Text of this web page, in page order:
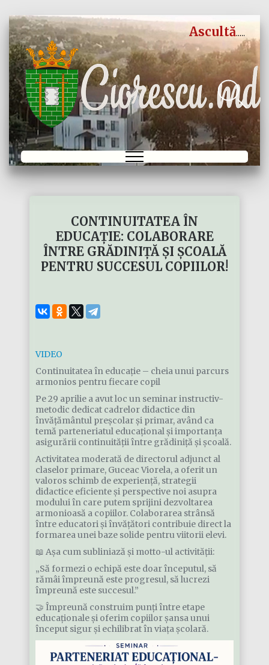
Ascultă
CONTINUITATEA ÎN
EDUCAȚIE: COLABORARE
ÎNTRE GRĂDINIȚĂ ȘI ȘCOALĂ
PENTRU SUCCESUL COPIILOR!
VIDEO
Continuitatea în educație – cheia unui parcurs
armonios pentru fiecare copil
Pe 29 aprilie a avut loc un seminar instructiv-
metodic dedicat cadrelor didactice din
învățământul preșcolar și primar, având ca
temă parteneriatul educațional și importanța
asigurării continuității între grădiniță și școală.
Activitatea moderată de directorul adjunct al
claselor primare, Guceac Viorela, a oferit un
valoros schimb de experiență, strategii
didactice eficiente și perspective noi asupra
modului în care putem sprijini dezvoltarea
armonioasă a copiilor. Colaborarea strânsă
între educatori și învățători contribuie direct la
formarea unei baze solide pentru viitorii elevi.
📖 Așa cum subliniază și motto-ul activității:
„Să formezi o echipă este doar începutul, să
rămâi împreună este progresul, să lucrezi
împreună este succesul.”
🤝 Împreună construim punți între etape
educaționale și oferim copiilor șansa unui
început sigur și echilibrat în viața școlară.